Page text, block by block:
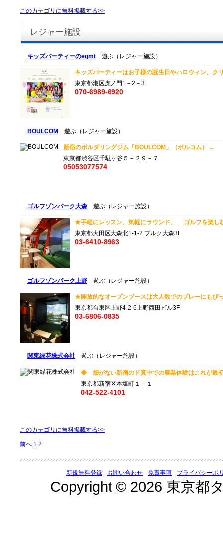
このカテゴリに無料掲載する>>
レジャー施設
キッズパーティーのegmt 遊ぶ（レジャー施設）
キッズパーティーはお子様の誕生日やハロウィン、ク
東京都港区虎ノ門1－2－3
070-6989-6920
BOULCOM 遊ぶ（レジャー施設）
新宿のボルダリングジム「BOULCOM」（ボルコム） ...
東京都渋谷区千駄ヶ谷５－２９－７
05053077574
ゴルフゾンパーク大森 遊ぶ（レジャー施設）
★手軽にレッスン、気軽にラウンド、 ゴルフを楽し
東京都大田区大森北1-1-2 ブルク大森3F
03-6410-8963
ゴルフゾンパーク上野 遊ぶ（レジャー施設）
★開放的なオープンブースは大人数でのプレーにもぴ
東京都台東区上野4-2-6上野西田ビル3F
03-6806-0835
関東緑花株式会社 遊ぶ（レジャー施設）
◆ 畑がない新宿のド真中での農業体験はこれが最
東京都新宿区本塩町１－１
042-522-4101
このカテゴリに無料掲載する>>
前へ 1 2
新規無料登録 お問い合わせ 免責事項 プライバシーポ
Copyright © 2026 東京都